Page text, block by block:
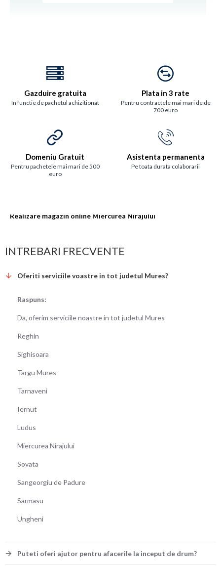
Gazduire gratuita
In functie de pachetul achizitionat
Plata in 3 rate
Pentru contractele mai mari de de
700 euro
Domeniu Gratuit
Pentru pachetele mai mari de 500
euro
Asistenta permanenta
Pe toata durata colaborarii
Realizare magazin online Miercurea Nirajului
INTREBARI FRECVENTE
Oferiti serviciile voastre in tot judetul Mures?
Raspuns:
Da, oferim serviciile noastre in tot judetul Mures
Reghin
Sighisoara
Targu Mures
Tarnaveni
Iernut
Ludus
Miercurea Nirajului
Sovata
Sangeorgiu de Padure
Sarmasu
Ungheni
Puteti oferi ajutor pentru afacerile la inceput de drum?